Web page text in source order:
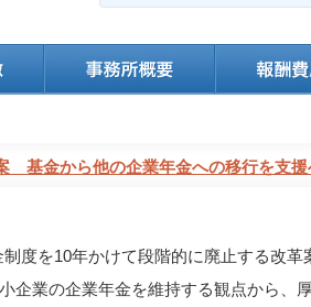
基金から他の企業年金への移行を支援
度を10年かけて段階的に廃止する改
企業の企業年金を維持する観点から、